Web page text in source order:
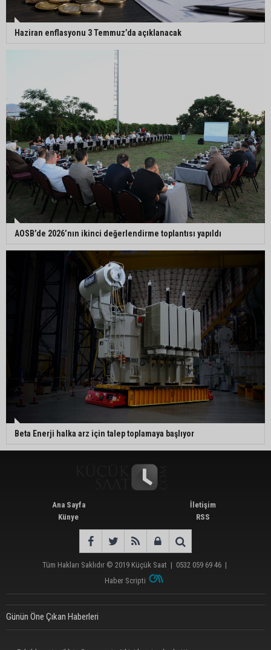
Haziran enflasyonu 3 Temmuz’da açıklanacak
AOSB’de 2026’nın ikinci değerlendirme toplantısı yapıldı
Beta Enerji halka arz için talep toplamaya başlıyor
Ana Sayfa
Künye
İletişim
RSS
Tüm Hakları Saklıdır © 2019 Küçük Saat | 0532 059 69 46 |
Haber Scripti
Günün Öne Çıkan Haberleri